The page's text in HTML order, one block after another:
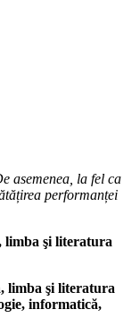
asemenea, la fel ca
performanței
limba şi literatura
limba şi literatura
informatică,